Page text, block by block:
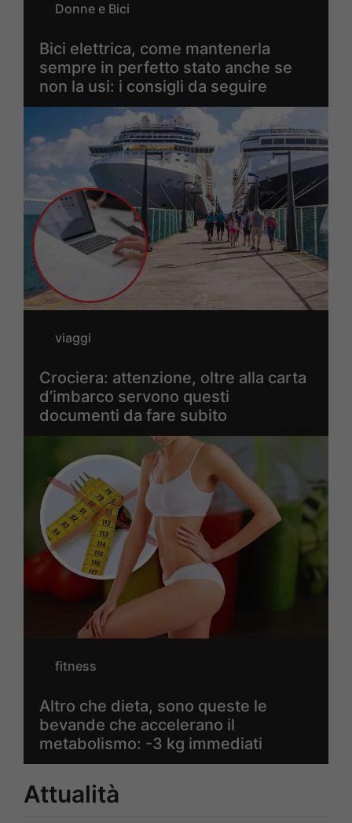
Donne e Bici
Bici elettrica, come mantenerla
sempre in perfetto stato anche se
non la usi: i consigli da seguire
viaggi
Crociera: attenzione, oltre alla carta
d’imbarco servono questi
documenti da fare subito
fitness
Altro che dieta, sono queste le
bevande che accelerano il
metabolismo: -3 kg immediati
Attualità